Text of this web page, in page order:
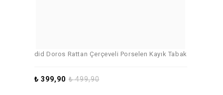
did Doros Rattan Çerçeveli Porselen Kayık Tabak
₺499,90
₺ 399,90